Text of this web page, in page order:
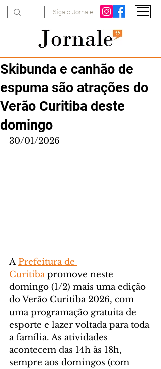
Siga o Jornale
Skibunda e canhão de
espuma são atrações do
Verão Curitiba deste
domingo
30/01/2026
A Prefeitura de
Curitiba promove neste
domingo (1/2) mais uma edição
do Verão Curitiba 2026, com
uma programação gratuita de
esporte e lazer voltada para toda
a família. As atividades
acontecem das 14h às 18h,
sempre aos domingos (com